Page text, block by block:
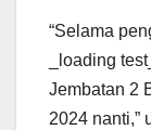
“Selama
_loading
Jembatan 2
2024 nanti,”